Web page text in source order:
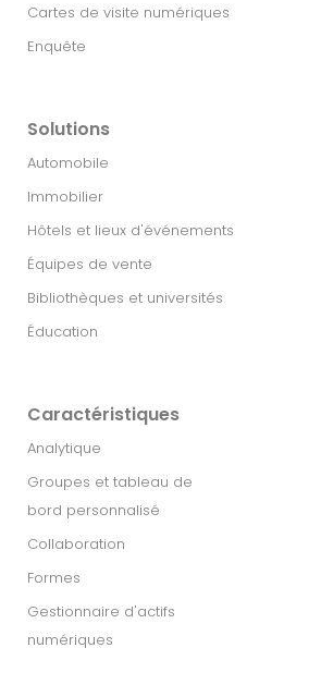
Cartes de visite numériques
Enquête
Solutions
Automobile
Immobilier​
Hôtels et lieux d'événements
Équipes de vente
Bibliothèques et universités
Éducation
Caractéristiques
Analytique
Groupes et tableau de
bord personnalisé
Collaboration
Formes
Gestionnaire d'actifs
numériques